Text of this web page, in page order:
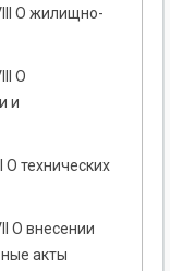
О жилищно-
О
и
технических
О внесении
акты